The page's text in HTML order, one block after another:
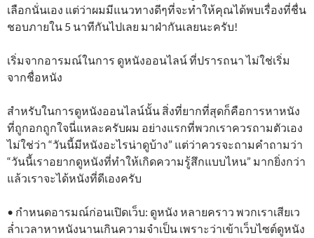
เลือกนั่นเอง แต่ว่าผมมีแนวทางดีๆที่จะทำให้คุณได้พบเรื่องที่ชื่น
ชอบภายใน 5 นาทีกันไปเลย มาฝ่ากันเลยนะครับ!
เริ่มจากอารมณ์ในการ ดูหนังออนไลน์ ที่ปรารถนา ไม่ใช่เริ่ม
จากชื่อหนัง
สำหรับในการดูหนังออนไลน์นั้น สิ่งที่ยากที่สุดก็คือการหาหนัง
ที่ถูกอกถูกใจนี่แหละครับผม อย่างแรกที่พวกเราควรถามตัวเอง
ไม่ใช่ว่า “วันนี้มีหนังอะไรน่าดูบ้าง” แต่ว่าควรจะถามคำถามว่า
“วันนี้เราอยากดูหนังที่ทำให้เกิดความรู้สึกแบบไหน” มากยิ่งกว่า
แล้วเราจะได้หนังที่ดีเองครับ
• กำหนดอารมณ์ก่อนเปิดเว็บ: ดูหนัง หลายคราว พวกเราเสียเว
ล่ำเวลาหาหนังนานเกินความจำเป็น เพราะว่าเข้าเว็บไซต์ดูหนัง